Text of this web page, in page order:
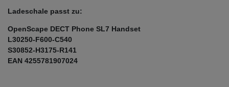
Ladeschale passt zu:
OpenScape DECT Phone SL7 Handset
L30250-F600-C540
S30852-H3175-R141
EAN 4255781907024